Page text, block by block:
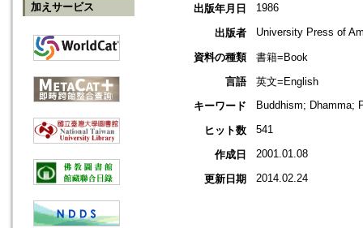
加えサービス 出版年月日 1986
出版者 University Press of
資料の種類
書籍=Book
言語
英文=English
キーワード
Buddhism; Dhamma;
ヒット数 541
作成日 2001.01.08
更新日期 2014.02.24